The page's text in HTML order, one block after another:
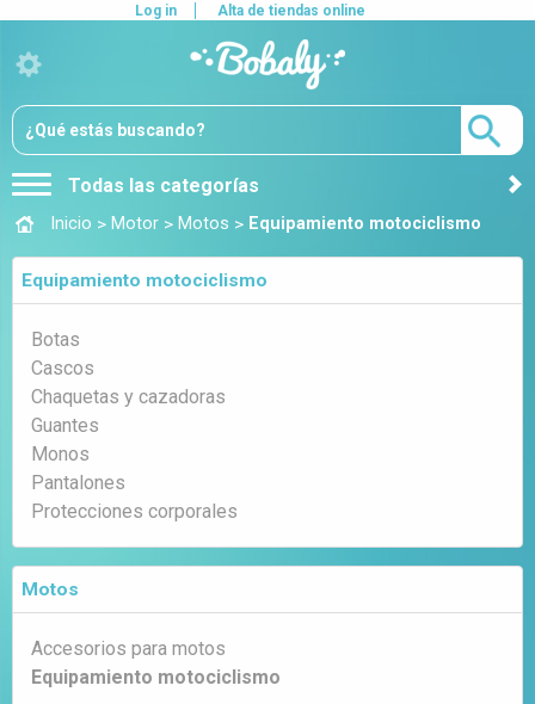
Todas las categorías
Log in Alta de tiendas online
Inicio > Motor > Motos > Equipamiento motociclismo
Equipamiento motociclismo
Botas
Cascos
Chaquetas y cazadoras
Guantes
Monos
Pantalones
Protecciones corporales
Motos
Accesorios para motos
Equipamiento motociclismo